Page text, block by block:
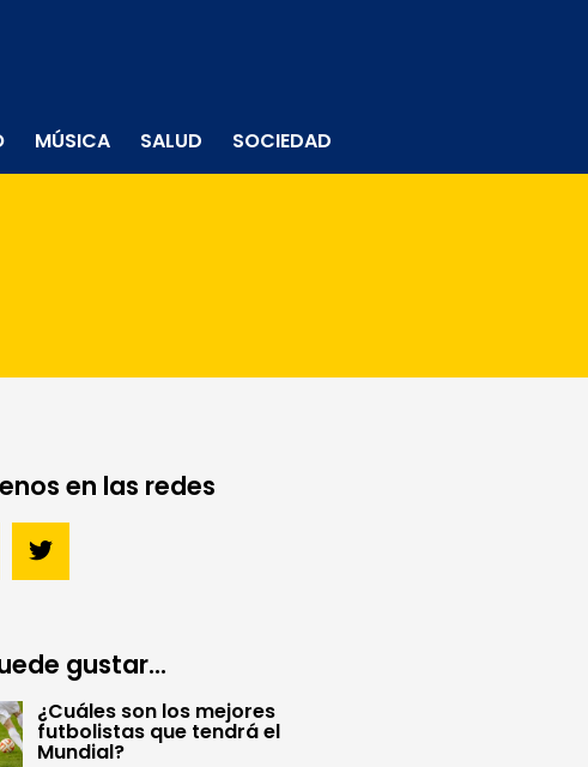
MÚSICA SALUD SOCIEDAD
en las redes
gustar...
¿Cuáles son los mejores
futbolistas que tendrá el
Mundial?